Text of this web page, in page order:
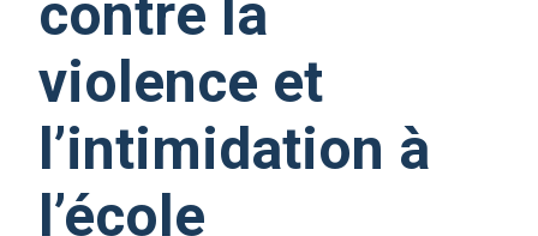
contre la
violence et
l’intimidation à
l’école